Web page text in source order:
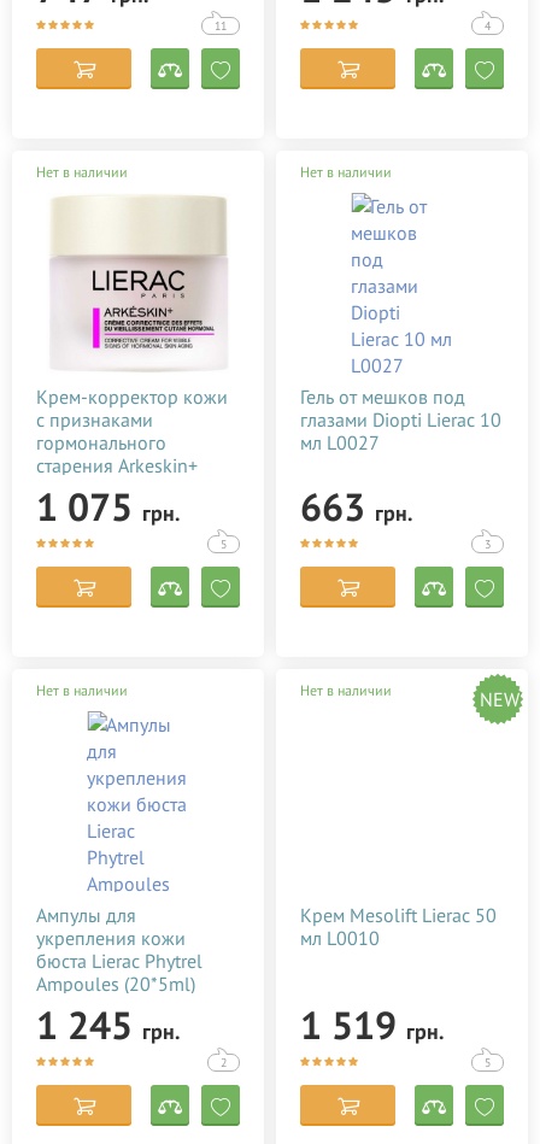
Ebrand
Gehwol
Insight
Joko Blend Cosmetics
Keenwell
Kerastase
L'Erbolario
L'Oreal
LAINO
Lansinoh
Lierac
Mambino Organics
Maternea
Medela
Melvita
Mommy Care
Mr.Scrubber
Mustela
Natura House
Noreva Laboratoires
NUXE
Palmer's
Petitfee & Koelf
11 4
Нет в наличии
Крем-корректор кожи
с признаками
гормонального
старения Arkeskin+
Lierac 50 мл L0008
1 075 грн.
5
Нет в наличии
Гель от мешков под
глазами Diopti Lierac 10
мл L0027
663 грн.
3
Нет в наличии
Ампулы для
укрепления кожи
бюста Lierac Phytrel
Ampoules (20*5ml)
L1905
1 245 грн.
2
Нет в наличии NEW
Крем Mesolift Lierac 50
мл L0010
1 519 грн.
5